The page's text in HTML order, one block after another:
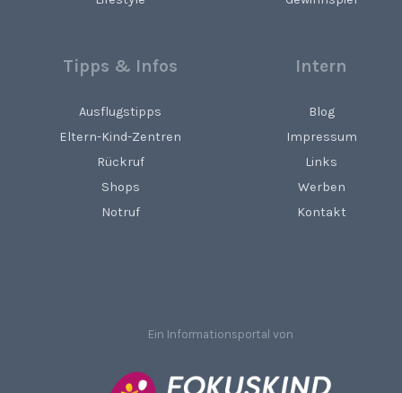
Tipps & Infos
Ausflugstipps
Eltern-Kind-Zentren
Rückruf
Shops
Notruf
Intern
Blog
Impressum
Links
Werben
Kontakt
Ein Informationsportal von